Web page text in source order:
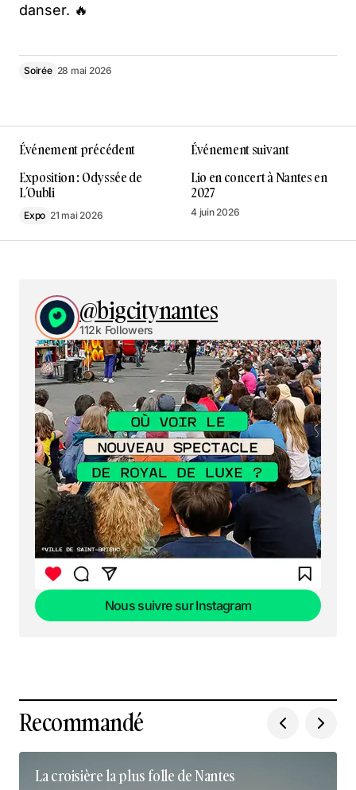
danser. 🔥
Soirée 28 mai 2026
Événement précédent
Exposition : Odyssée de
L’Oubli
Expo 21 mai 2026
Événement suivant
Lio en concert à Nantes en
2027
4 juin 2026
@bigcitynantes
112k Followers
Nous suivre sur Instagram
Recommandé
La croisière la plus folle de Nantes